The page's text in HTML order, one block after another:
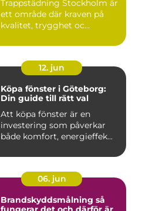
Trappstädning Stockholm är
ett område där kraven på
kvalitet, trygghet oc...
12. jun
Köpa fönster i Göteborg:
Din guide till rätt val
Att köpa fönster är en
investering som påverkar
både komfort, energieffek...
06. jun
Brandskyddsmålning så